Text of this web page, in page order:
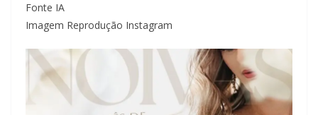
Fonte IA
Imagem Reprodução Instagram